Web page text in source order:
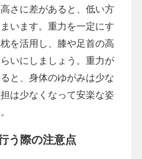
さに差があると、低い方
います。重力を一定にす
を活用し、膝や足首の高
いにしましょう。重力が
と、身体のゆがみは少な
は少なくなって安楽な姿
う際の注意点